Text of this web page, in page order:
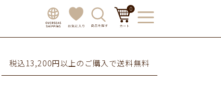
0
税込13,200円以上のご購入で送料無料